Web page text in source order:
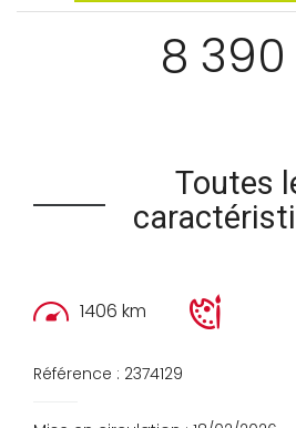
8
Toutes
1406 km
Référence : 2374129